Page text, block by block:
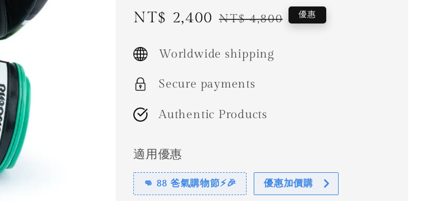
Sale
NT$ 2,400 Regular
NT$ 4,800 優惠
Worldwide shipping
Secure payments
Authentic Products
適用優惠
👊 88 爸氣購物節⚡🎉 優惠加價購